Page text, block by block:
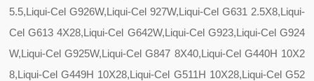
5.5,Liqui-Cel G926W,Liqui-Cel 927W,Liqui-Cel G631 2.5X8,Liqui-
Cel G613 4X28,Liqui-Cel G642W,Liqui-Cel G923,Liqui-Cel G924
W,Liqui-Cel G925W,Liqui-Cel G847 8X40,Liqui-Cel G440H 10X2
8,Liqui-Cel G449H 10X28,Liqui-Cel G511H 10X28,Liqui-Cel G52